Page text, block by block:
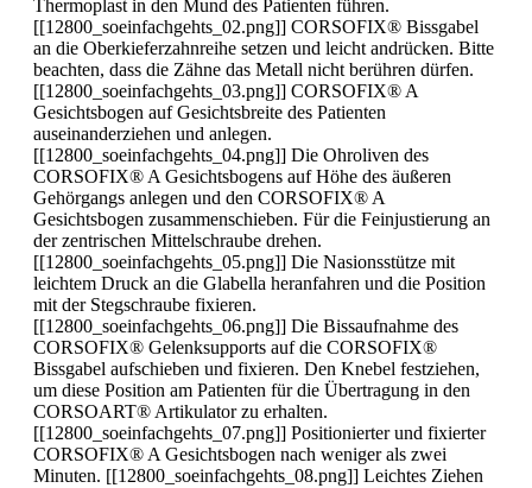
Thermoplast in den Mund des Patienten führen.
[[12800_soeinfachgehts_02.png]] CORSOFIX® Bissgabel
an die Oberkieferzahnreihe setzen und leicht andrücken. Bitte
beachten, dass die Zähne das Metall nicht berühren dürfen.
[[12800_soeinfachgehts_03.png]] CORSOFIX® A
Gesichtsbogen auf Gesichtsbreite des Patienten
auseinanderziehen und anlegen.
[[12800_soeinfachgehts_04.png]] Die Ohroliven des
CORSOFIX® A Gesichtsbogens auf Höhe des äußeren
Gehörgangs anlegen und den CORSOFIX® A
Gesichtsbogen zusammenschieben. Für die Feinjustierung an
der zentrischen Mittelschraube drehen.
[[12800_soeinfachgehts_05.png]] Die Nasionsstütze mit
leichtem Druck an die Glabella heranfahren und die Position
mit der Stegschraube fixieren.
[[12800_soeinfachgehts_06.png]] Die Bissaufnahme des
CORSOFIX® Gelenksupports auf die CORSOFIX®
Bissgabel aufschieben und fixieren. Den Knebel festziehen,
um diese Position am Patienten für die Übertragung in den
CORSOART® Artikulator zu erhalten.
[[12800_soeinfachgehts_07.png]] Positionierter und fixierter
CORSOFIX® A Gesichtsbogen nach weniger als zwei
Minuten. [[12800_soeinfachgehts_08.png]] Leichtes Ziehen